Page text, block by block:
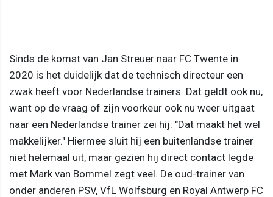
Sinds de komst van Jan Streuer naar FC Twente in
2020 is het duidelijk dat de technisch directeur een
zwak heeft voor Nederlandse trainers. Dat geldt ook nu,
want op de vraag of zijn voorkeur ook nu weer uitgaat
naar een Nederlandse trainer zei hij: "Dat maakt het wel
makkelijker." Hiermee sluit hij een buitenlandse trainer
niet helemaal uit, maar gezien hij direct contact legde
met Mark van Bommel zegt veel. De oud-trainer van
onder anderen PSV, VfL Wolfsburg en Royal Antwerp FC